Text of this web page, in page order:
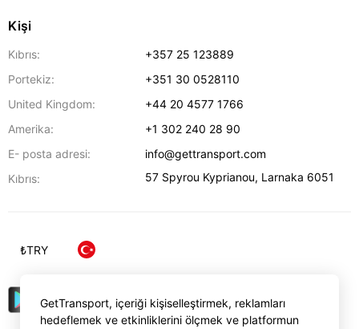
Kişi
Kıbrıs:
+357 25 123889
Portekiz:
+351 30 0528110
United Kingdom:
+44 20 4577 1766
Amerika:
+1 302 240 28 90
E- posta adresi:
info@gettransport.com
Kıbrıs:
57 Spyrou Kyprianou, Larnaka 6051
₺TRY
GetTransport, içeriği kişiselleştirmek, reklamları
hedeflemek ve etkinliklerini ölçmek ve platformun